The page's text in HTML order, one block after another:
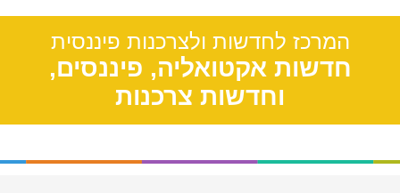
המרכז לחדשות ולצרכנות פיננסית
חדשות אקטואליה, פיננסים,
וחדשות צרכנות